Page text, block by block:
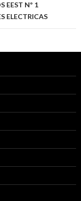
EEST Nº 1
ELECTRICAS